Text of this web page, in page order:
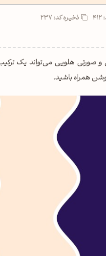
سوالات متداول‌‌
ذخیره کد: 237
صورتی هلویی می‌تواند یک
همراه باشید.